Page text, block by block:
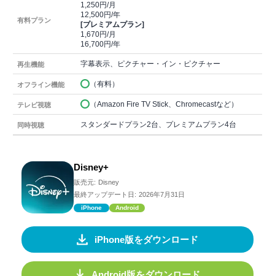
有料プラン
1,250円/月
12,500円/年
[プレミアムプラン]
1,670円/月
16,700円/年
再生機能 字幕表示、ピクチャー・イン・ピクチャー
オフライン機能 （有料）
テレビ視聴 （Amazon Fire TV Stick、Chromecastなど）
同時視聴 スタンダードプラン2台、プレミアムプラン4台
Disney+
販売元: Disney
最終アップデート日: 2026年7月31日
iPhone Android
iPhone版をダウンロード